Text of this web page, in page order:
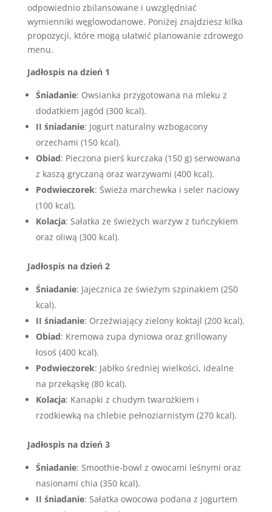
odpowiednio zbilansowane i uwzględniać
wymienniki węglowodanowe. Poniżej znajdziesz kilka
propozycji, które mogą ułatwić planowanie zdrowego
menu.
Jadłospis na dzień 1
Śniadanie: Owsianka przygotowana na mleku z
dodatkiem jagód (300 kcal).
II śniadanie: Jogurt naturalny wzbogacony
orzechami (150 kcal).
Obiad: Pieczona pierś kurczaka (150 g) serwowana
z kaszą gryczaną oraz warzywami (400 kcal).
Podwieczorek: Świeża marchewka i seler naciowy
(100 kcal).
Kolacja: Sałatka ze świeżych warzyw z tuńczykiem
oraz oliwą (300 kcal).
Jadłospis na dzień 2
Śniadanie: Jajecznica ze świeżym szpinakiem (250
kcal).
II śniadanie: Orzeźwiający zielony koktajl (200 kcal).
Obiad: Kremowa zupa dyniowa oraz grillowany
łosoś (400 kcal).
Podwieczorek: Jabłko średniej wielkości, idealne
na przekąskę (80 kcal).
Kolacja: Kanapki z chudym twarożkiem i
rzodkiewką na chlebie pełnoziarnistym (270 kcal).
Jadłospis na dzień 3
Śniadanie: Smoothie-bowl z owocami leśnymi oraz
nasionami chia (350 kcal).
II śniadanie: Sałatka owocowa podana z jogurtem